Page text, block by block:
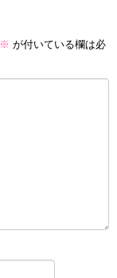
※ が付いている欄は必